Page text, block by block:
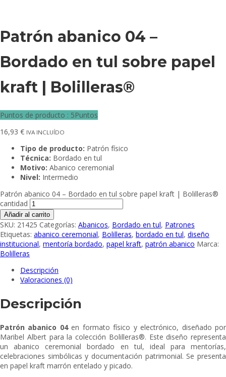
Patrón abanico 04 –
Bordado en tul sobre papel
kraft | Bolilleras®
Puntos de producto : 5Puntos
16,93 € IVA INCLUÍDO
Tipo de producto: Patrón físico
Técnica: Bordado en tul
Motivo: Abanico ceremonial
Nivel: Intermedio
Patrón abanico 04 – Bordado en tul sobre papel kraft | Bolilleras®
cantidad
Añadir al carrito
SKU: 21425 Categorías: Abanicos, Bordado en tul, Patrones
Etiquetas: abanico ceremonial, Bolilleras, bordado en tul, diseño
institucional, mentoría bordado, papel kraft, patrón abanico Marca:
Bolilleras
Descripción
Valoraciones (0)
Descripción
Patrón abanico 04en formato físico y electrónico, diseñado por
Maribel Albert para la colección Bolilleras®. Este diseño representa
un abanico ceremonial bordado en tul, ideal para mentorías,
celebraciones simbólicas y documentación patrimonial. Se presenta
en papel kraft marrón entelado y picado.